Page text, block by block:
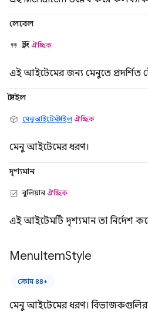
লেবেল
স্ট্রিং ঐচ্ছিক
এই আইটেমের জন্য মেনুতে প্রদর্শিত
স্টাইল
মেনুআইটেমস্টাইল ঐচ্ছিক
মেনু আইটেমের ধরণ।
দৃশ্যমান
বুলিয়ানঐচ্ছিক
এই আইটেমটি দৃশ্যমান তা নির্দেশ
MenuItemStyle
ক্রোম ৪৪+
মেনু আইটেমের ধরণ।